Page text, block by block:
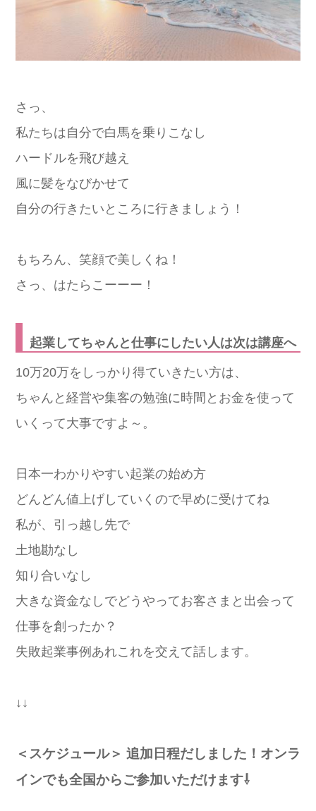
さっ、
私たちは自分で白馬を乗りこなし
ハードルを飛び越え
風に髪をなびかせて
自分の行きたいところに行きましょう！
もちろん、笑顔で美しくね！
さっ、はたらこーーー！
起業してちゃんと仕事にしたい人は次は講座へ
10万20万をしっかり得ていきたい方は、
ちゃんと経営や集客の勉強に時間とお金を使って
いくって大事ですよ～。
日本一わかりやすい起業の始め方
どんどん値上げしていくので早めに受けてね
私が、引っ越し先で
土地勘なし
知り合いなし
大きな資金なしでどうやってお客さまと出会って
仕事を創ったか？
失敗起業事例あれこれを交えて話します。
↓↓
＜スケジュール＞ 追加日程だしました！オンラ
インでも全国からご参加いただけます⇩